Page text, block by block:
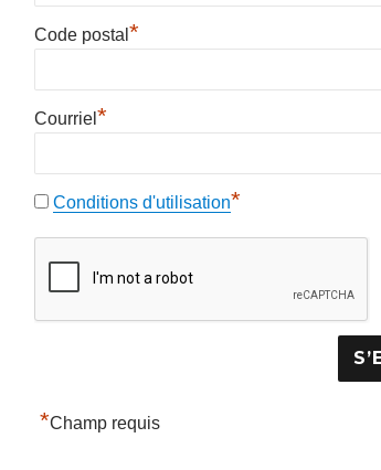
Code postal *
Courriel *
Conditions d'utilisation*
*Champ requis